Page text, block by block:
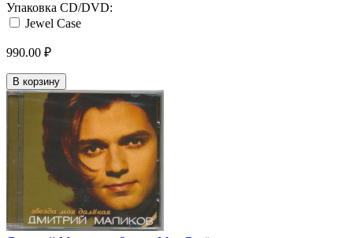
Упаковка CD/DVD:
Jewel Case
990.00 ₽
В корзину